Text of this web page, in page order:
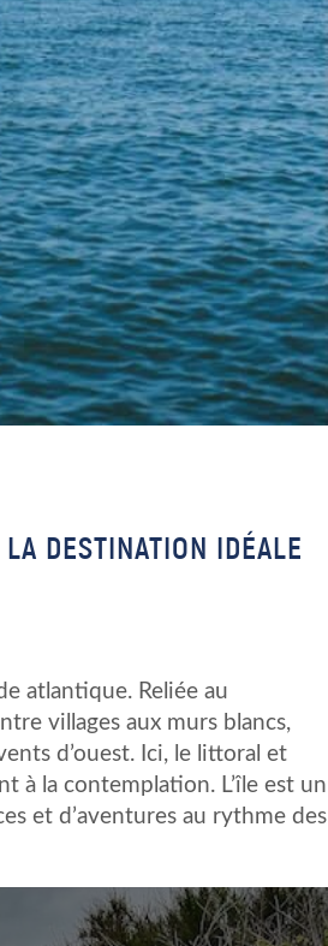
DESTINATION IDÉALE
atlantique. Reliée au
villages aux murs blancs,
d’ouest. Ici, le littoral et
à la contemplation. L’île est un
et d’aventures au rythme des